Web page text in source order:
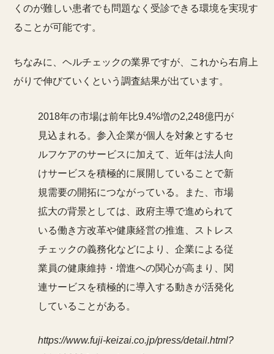
くのが難しい患者でも問題なく受診できる環境を実現す
ることが可能です。
ちなみに、ヘルチェックの業界ですが、これから右肩上
がりで伸びていくという調査結果が出ています。
2018年の市場は前年比9.4%増の2,248億円が
見込まれる。参入企業が個人を対象とするセ
ルフケアのサービスに加えて、近年は法人向
けサービスを積極的に展開していることで新
規需要の開拓につながっている。また、市場
拡大の背景としては、政府主導で進められて
いる働き方改革や健康経営の推進、ストレス
チェックの義務化などにより、企業による従
業員の健康維持・増進への関心が高まり、関
連サービスを積極的に導入する動きが活発化
していることがある。
https://www.fuji-keizai.co.jp/press/detail.html?